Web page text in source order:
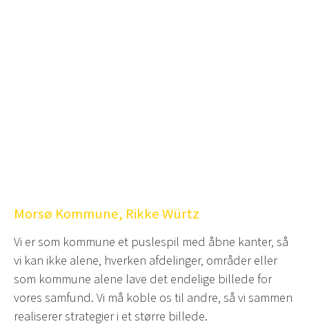
Morsø Kommune, Rikke Würtz
Vi er som kommune et puslespil med åbne kanter, så
vi kan ikke alene, hverken afdelinger, områder eller
som kommune alene lave det endelige billede for
vores samfund. Vi må koble os til andre, så vi sammen
realiserer strategier i et større billede.